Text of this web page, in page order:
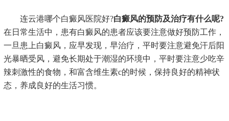
连云港哪个白癜风医院好?白癜风的预防及治疗有什么呢?
在日常生活中，患有白癜风的患者应该要注意做好预防工作，
一旦患上白癜风，应早发现，早治疗，平时要注意避免汗后阳
光暴晒受风，避免长期处于潮湿的环境中，平时要注意少吃辛
辣刺激性的食物，和富含维生素c的时候，保持良好的精神状
态，养成良好的生活习惯。